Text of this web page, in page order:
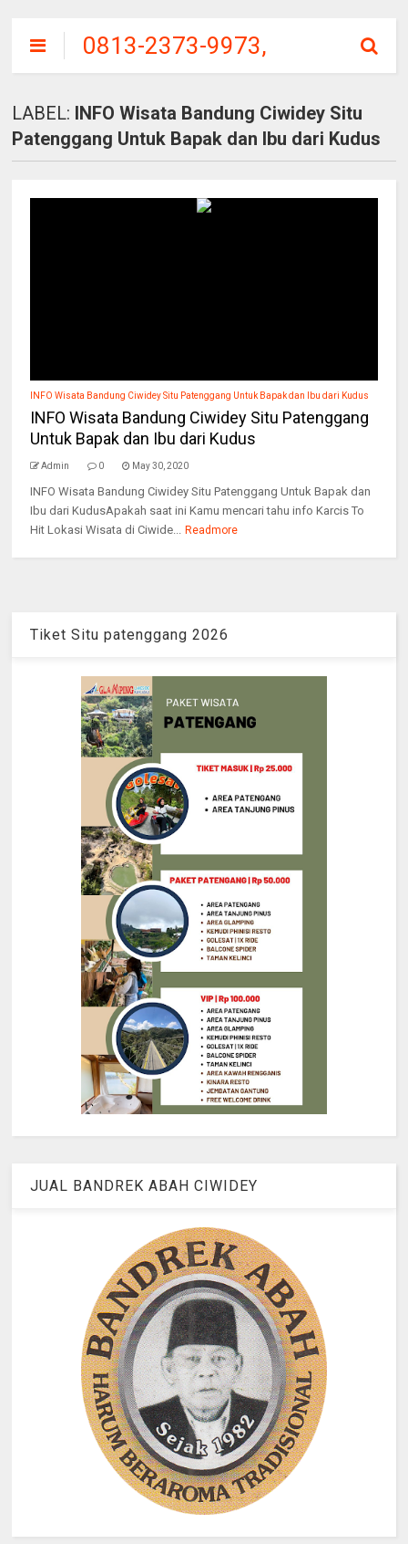
0813-2373-9973,
SITU
PATENGGANG
CIWIDEY, HARGA
TIKET MASUK
LABEL: INFO Wisata Bandung Ciwidey Situ
Patenggang Untuk Bapak dan Ibu dari Kudus
INFO Wisata Bandung Ciwidey Situ Patenggang Untuk Bapak dan Ibu dari Kudus
INFO Wisata Bandung Ciwidey Situ Patenggang
Untuk Bapak dan Ibu dari Kudus
Admin 0 May 30, 2020
INFO Wisata Bandung Ciwidey Situ Patenggang Untuk Bapak dan
Ibu dari KudusApakah saat ini Kamu mencari tahu info Karcis To
Hit Lokasi Wisata di Ciwide... Readmore
Tiket Situ patenggang 2026
JUAL BANDREK ABAH CIWIDEY